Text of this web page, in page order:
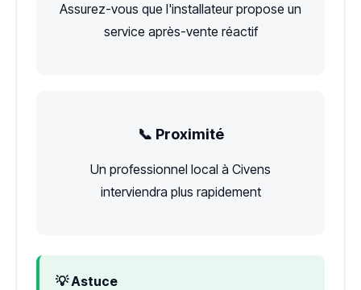
Assurez-vous que l'installateur propose un
service après-vente réactif
📞 Proximité
Un professionnel local à Civens
interviendra plus rapidement
💡 Astuce